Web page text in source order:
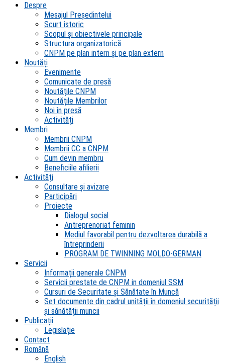
Despre
Mesajul Președintelui
Scurt istoric
Scopul şi obiectivele principale
Structura organizatorică
CNPM pe plan intern şi pe plan extern
Noutăți
Evenimente
Comunicate de presă
Noutățile CNPM
Noutățile Membrilor
Noi în presă
Activități
Membri
Membrii CNPM
Membrii CC a CNPM
Cum devin membru
Beneficiile afilierii
Activități
Consultare și avizare
Participări
Proiecte
Dialogul social
Antreprenoriat feminin
Mediul favorabil pentru dezvoltarea durabilă a
întreprinderii
PROGRAM DE TWINNING MOLDO-GERMAN
Servicii
Informații generale CNPM
Servicii prestate de CNPM in domeniul SSM
Cursuri de Securitate și Sănătate în Muncă
Set documente din cadrul unității în domeniul securității
și sănătății muncii
Publicații
Legislație
Contact
Română
English